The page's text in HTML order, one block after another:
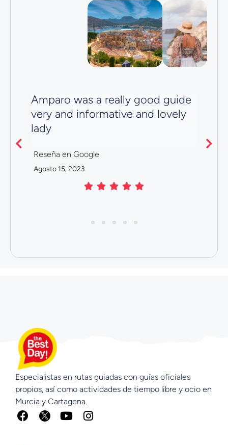
Amparo was a really good guide
very and informative and lovely
lady
Reseña en Google
Agosto 15, 2023
Especialistas en rutas guiadas con guías oficiales
propios, así como actividades de tiempo libre y ocio en
Murcia y Cartagena.
F
a
Y
o
I
n